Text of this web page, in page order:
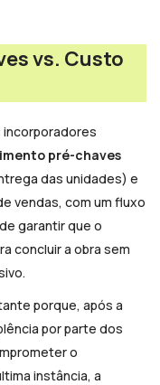
vs. Custo
incorporadores
pré-chaves
das unidades) e
vendas, com um fluxo
garantir que o
concluir a obra sem
porque, após a
por parte dos
o
instância, a